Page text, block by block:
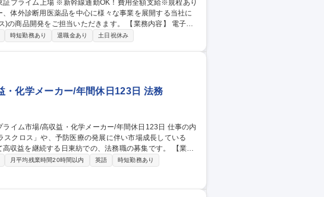
体外診断用医薬品を中心に様々な事業を展開する当社に
ご担当いただきます。 【業務内容】 電子材
。 具体的には、基板用樹脂を視野に入れたガラスクロス表
時短勤務あり 退職金あり 土日祝休み
化学メーカー/年間休日123日 法務
クロス」や、予防医療の発展に伴い市場成長している
益を継続する日東紡での、法務職の募集です。 【業務
だきます。■契約法務： 各種契約書のドラフト作成・審
業部門へのリーガルアドバイス（相談対応）： 他部門か
まえたソリューションの提案 ■グローバル・新規事業：
収益・化
月平均残業時間20時間以内 英語
時短勤務あり